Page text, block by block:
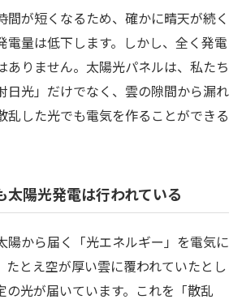
間が短くなるため、確かに晴天が続く
電量は低下します。しかし、全く発電
ありません。太陽光パネルは、私たち
日光」だけでなく、雲の隙間から漏れ
乱した光でも電気を作ることができる
太陽光発電は行われている
陽から届く「光エネルギー」を電気に
たとえ空が厚い雲に覆われていたとし
の光が届いています。これを「散乱